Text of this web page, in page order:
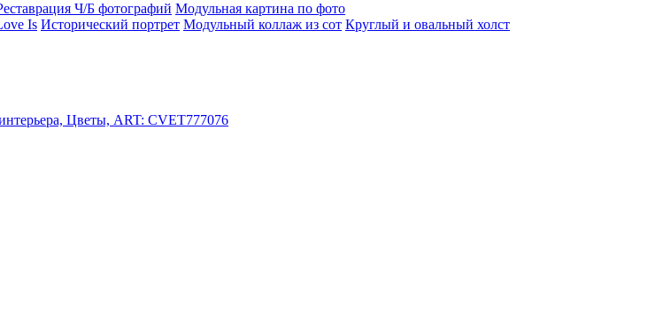
Ч/Б фотографий Модульная картина по фото
Is Исторический портрет Модульный коллаж из сот Круглый и овальный холст
Цветы, ART: CVET777076